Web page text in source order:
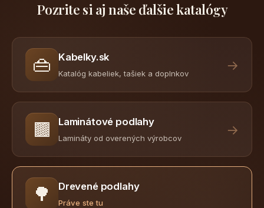
Pozrite si aj naše ďalšie katalógy
👜 Kabelky.sk
Katalóg kabeliek, tašiek a doplnkov
→
🟫 Laminátové podlahy
Lamináty od overených výrobcov
→
🌳 Drevené podlahy
Práve ste tu